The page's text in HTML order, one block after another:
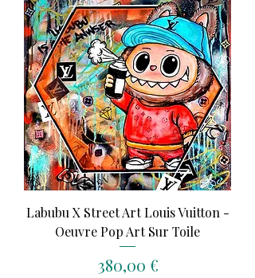
Labubu X Street Art Louis Vuitton -
Oeuvre Pop Art Sur Toile
Prix
380,00 €